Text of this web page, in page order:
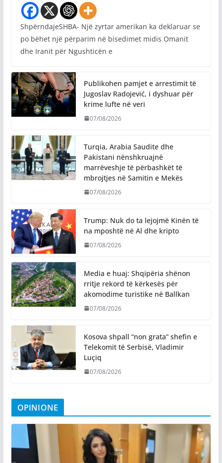
ShpërndajeSHBA- Një zyrtar amerikan ka deklaruar se
po bëhet një përparim në bisedimet midis Omanit
dhe Iranit për Ngushticën e
Publikohen pamjet e arrestimit të
Jugoslav Radojević, i dyshuar për
krime lufte në veri
07/08/2026
Turqia, Arabia Saudite dhe
Pakistani nënshkruajnë
marrëveshje të përbashkët të
mbrojtjes në Samitin e Mekës
07/08/2026
Trump: Nuk do ta lejojmë Kinën të
na mposhtë në Al dhe kripto
07/08/2026
Media e huaj: Shqipëria shënon
rritje rekord të kërkesës për
akomodime turistike në Ballkan
07/08/2026
Kosova shpall “non grata” shefin e
Telekomit të Serbisë, Vladimir
Luçiq
07/08/2026
OPINIONE